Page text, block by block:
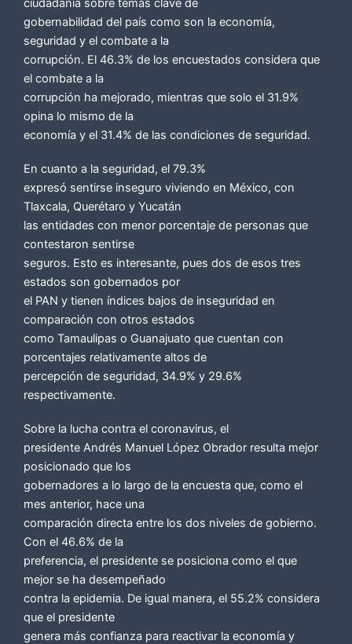
ciudadanía sobre temas clave de
gobernabilidad del país como son la economía,
seguridad y el combate a la
corrupción. El 46.3% de los encuestados considera que
el combate a la
corrupción ha mejorado, mientras que solo el 31.9%
opina lo mismo de la
economía y el 31.4% de las condiciones de seguridad.
En cuanto a la seguridad, el 79.3%
expresó sentirse inseguro viviendo en México, con
Tlaxcala, Querétaro y Yucatán
las entidades con menor porcentaje de personas que
contestaron sentirse
seguros. Esto es interesante, pues dos de esos tres
estados son gobernados por
el PAN y tienen índices bajos de inseguridad en
comparación con otros estados
como Tamaulipas o Guanajuato que cuentan con
porcentajes relativamente altos de
percepción de seguridad, 34.9% y 29.6%
respectivamente.
Sobre la lucha contra el coronavirus, el
presidente Andrés Manuel López Obrador resulta mejor
posicionado que los
gobernadores a lo largo de la encuesta que, como el
mes anterior, hace una
comparación directa entre los dos niveles de gobierno.
Con el 46.6% de la
preferencia, el presidente se posiciona como el que
mejor se ha desempeñado
contra la epidemia. De igual manera, el 55.2% considera
que el presidente
genera más confianza para reactivar la economía y